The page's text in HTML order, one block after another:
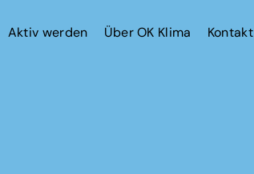
Aktiv werden Über OK Klima Kontakt